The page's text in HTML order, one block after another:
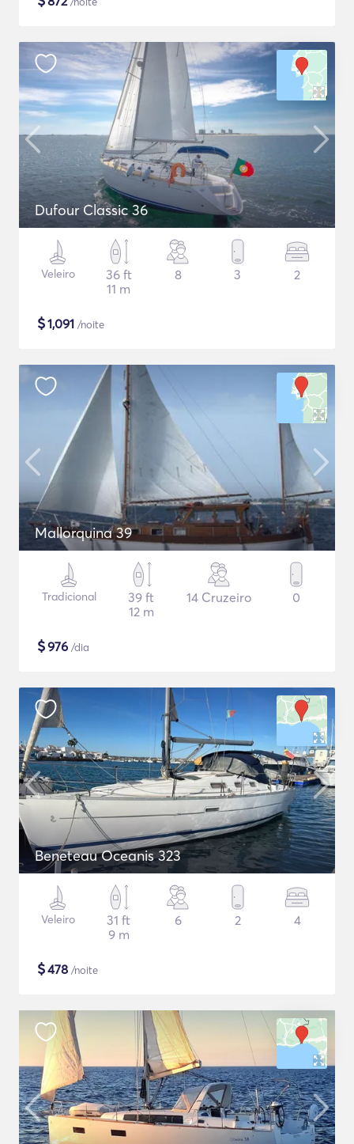
Dufour Classic 36
Veleiro
36 ft
11 m
8 3 2
$1,091 /noite
Mallorquina 39
Tradicional
39 ft
12 m
14 Cruzeiro 0
$976 /dia
Beneteau Oceanis 323
Veleiro
31 ft
9 m
6 2 4
$478 /noite